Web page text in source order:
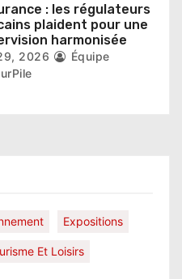
: les régulateurs
plaident pour une
harmonisée
2026
Équipe
Expositions
Et Loisirs